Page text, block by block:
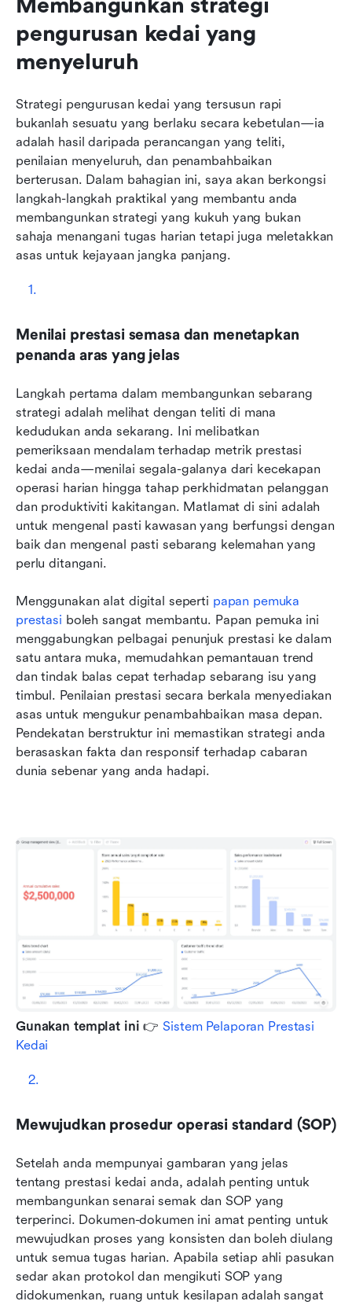
Membangunkan strategi
pengurusan kedai yang
menyeluruh
Strategi pengurusan kedai yang tersusun rapi
bukanlah sesuatu yang berlaku secara kebetulan—ia
adalah hasil daripada perancangan yang teliti,
penilaian menyeluruh, dan penambahbaikan
berterusan. Dalam bahagian ini, saya akan berkongsi
langkah-langkah praktikal yang membantu anda
membangunkan strategi yang kukuh yang bukan
sahaja menangani tugas harian tetapi juga meletakkan
asas untuk kejayaan jangka panjang.
Menilai prestasi semasa dan menetapkan
penanda aras yang jelas
Langkah pertama dalam membangunkan sebarang
strategi adalah melihat dengan teliti di mana
kedudukan anda sekarang. Ini melibatkan
pemeriksaan mendalam terhadap metrik prestasi
kedai anda—menilai segala-galanya dari kecekapan
operasi harian hingga tahap perkhidmatan pelanggan
dan produktiviti kakitangan. Matlamat di sini adalah
untuk mengenal pasti kawasan yang berfungsi dengan
baik dan mengenal pasti sebarang kelemahan yang
perlu ditangani.
Menggunakan alat digital seperti papan pemuka
prestasi boleh sangat membantu. Papan pemuka ini
menggabungkan pelbagai penunjuk prestasi ke dalam
satu antara muka, memudahkan pemantauan trend
dan tindak balas cepat terhadap sebarang isu yang
timbul. Penilaian prestasi secara berkala menyediakan
asas untuk mengukur penambahbaikan masa depan.
Pendekatan berstruktur ini memastikan strategi anda
berasaskan fakta dan responsif terhadap cabaran
dunia sebenar yang anda hadapi.
Gunakan templat ini 👉 Sistem Pelaporan Prestasi
Kedai
Mewujudkan prosedur operasi standard (SOP)
Setelah anda mempunyai gambaran yang jelas
tentang prestasi kedai anda, adalah penting untuk
membangunkan senarai semak dan SOP yang
terperinci. Dokumen-dokumen ini amat penting untuk
mewujudkan proses yang konsisten dan boleh diulang
untuk semua tugas harian. Apabila setiap ahli pasukan
sedar akan protokol dan mengikuti SOP yang
didokumenkan, ruang untuk kesilapan adalah sangat